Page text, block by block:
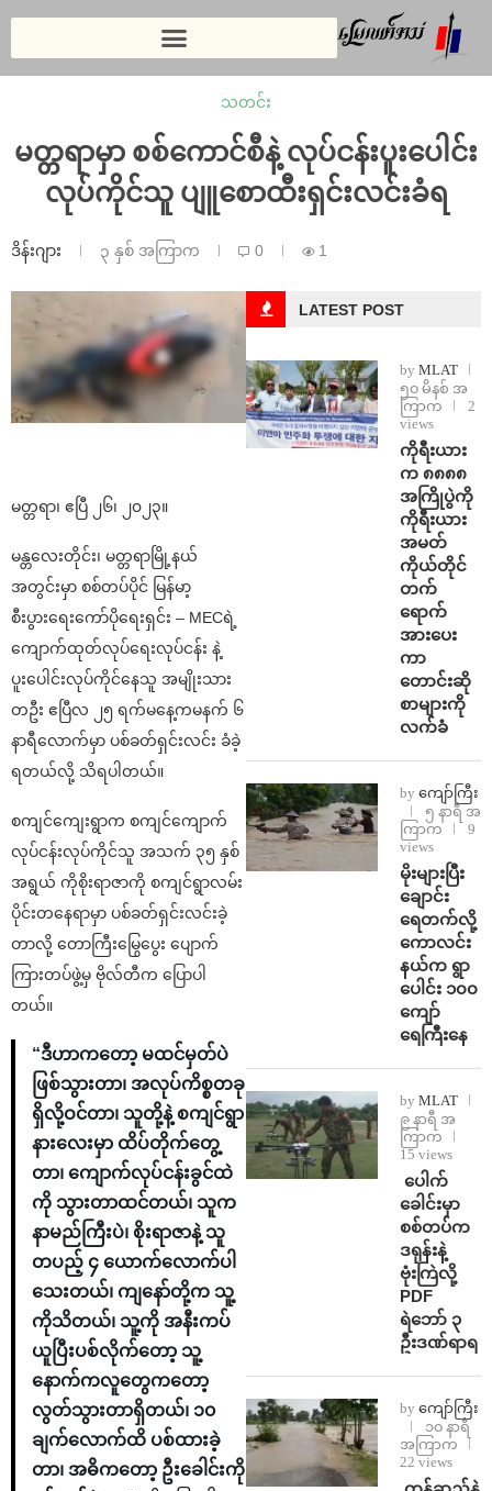
သတင်း
မတ္တရာမှာ စစ်ကောင်စီနဲ့ လုပ်ငန်းပူးပေါင်း
လုပ်ကိုင်သူ ပျူစောထီးရှင်းလင်းခံရ
ဒိန်းဂျား ၃ နှစ် အကြာက 0 1
မတ္တရာ၊ ဧပြီ ၂၆၊ ၂၀၂၃။
မန္တလေးတိုင်း၊ မတ္တရာမြို့နယ်
အတွင်းမှာ စစ်တပ်ပိုင် မြန်မာ့
စီးပွားရေးကော်ပိုရေးရှင်း – MECရဲ့
ကျောက်ထုတ်လုပ်ရေးလုပ်ငန်း နဲ့
ပူးပေါင်းလုပ်ကိုင်နေသူ အမျိုးသား
တဦး ဧပြီလ ၂၅ ရက်မနေ့ကမနက် ၆
နာရီလောက်မှာ ပစ်ခတ်ရှင်းလင်း ခံခဲ့
ရတယ်လို့ သိရပါတယ်။
စကျင်ကျေးရွာက စကျင်ကျောက်
လုပ်ငန်းလုပ်ကိုင်သူ အသက် ၃၅ နှစ်
အရွယ် ကိုစိုးရာဇာကို စကျင်ရွာလမ်း
ပိုင်းတနေရာမှာ ပစ်ခတ်ရှင်းလင်းခဲ့
တာလို့ တောကြီးမြွေပွေး ပျောက်
ကြားတပ်ဖွဲ့မှ ဗိုလ်တီက ပြောပါ
တယ်။
“ဒီဟာကတော့ မထင်မှတ်ပဲ
ဖြစ်သွားတာ၊ အလုပ်ကိစ္စတခု
ရှိလို့ဝင်တာ၊ သူတို့နဲ့ စကျင်ရွာ
နားလေးမှာ ထိပ်တိုက်တွေ့
တာ၊ ကျောက်လုပ်ငန်းခွင်ထဲ
ကို သွားတာထင်တယ်၊ သူက
နာမည်ကြီးပဲ၊ စိုးရာဇာနဲ့ သူ
တပည့် ၄ ယောက်လောက်ပါ
သေးတယ်၊ ကျနော်တို့က သူ့
ကိုသိတယ်၊ သူ့ကို အနီးကပ်
ယူပြီးပစ်လိုက်တော့ သူ့
နောက်ကလူတွေကတော့
လွတ်သွားတာရှိတယ်၊‌ ၁၀
ချက်လောက်ထိ ပစ်ထားခဲ့
တာ၊ အဓိကတော့ ဦးခေါင်းကို
LATEST POST
by MLAT
၅၀ မိနစ် အ
ကြာက
2
views
ကိုရီးယား
က ၈၈၈၈
အကြိုပွဲကို
ကိုရီးယား
အမတ်
ကိုယ်တိုင်
တက်
ရောက်
အားပေး
ကာ
တောင်းဆို
စာများကို
လက်ခံ
by ကျော်ကြီး
၅ နာရီ အ
ကြာက
9
views
⁨မိုးများပြီး
ချောင်း
ရေတက်လို့
ကောလင်း
နယ်က ရွာ
ပေါင်း ၁၀၀
ကျော်
ရေကြီးနေ
by MLAT
၉ နာရီ အ
ကြာက
15 views
⁩ ⁨ပေါက်
ခေါင်းမှာ
စစ်တပ်က
ဒရုန်းနဲ့
ဗုံးကြဲလို့
PDF
ရဲဘော် ၃
ဦးဒဏ်ရာရ
by ကျော်ကြီး
၁၀ နာရီ
အကြာက
22 views